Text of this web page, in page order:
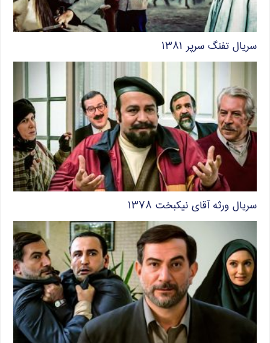
سریال تفنگ سرپر ۱۳۸۱
سریال ورثه آقای نیکبخت ۱۳۷۸